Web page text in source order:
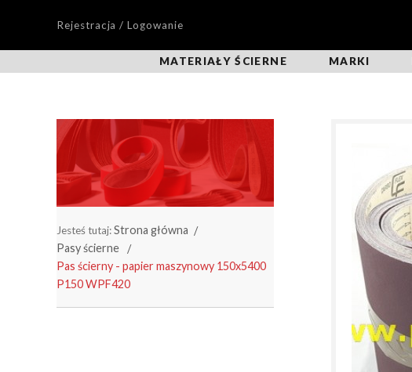
Rejestracja / Logowanie
MATERIAŁY ŚCIERNE MARKI
Jesteś tutaj:Strona główna
Pasy ścierne
Pas ścierny - papier maszynowy 150x5400
P150 WPF420